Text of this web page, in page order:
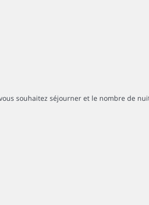
souhaitez séjourner et le nombre de